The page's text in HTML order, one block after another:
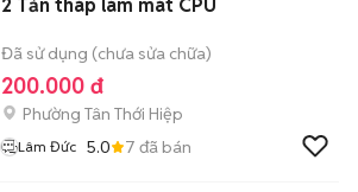
2 Tản tháp làm mát CPU
Đã sử dụng (chưa sửa chữa)
200.000 đ
Phường Tân Thới Hiệp
Lâm Đức 5.0 7 đã bán